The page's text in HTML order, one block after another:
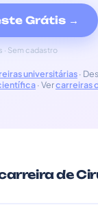
Grátis →
· Sem cadastro
universitárias·
· Vercarreiras
carreira de